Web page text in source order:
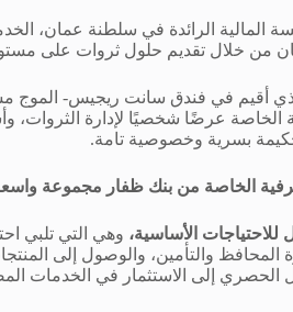
المالية الرائدة في سلطنة عمان،
من خلال تقديم حلول ثروات على
أقيم في فندق سانت ريجيس- الموج
عرضًا شخصيًا لإدارة الثروات،
بسرية وخصوصية تامة.
الخاصة من بنك ظفار مجموعة
الأساسية، وهي التي تلبي
والتأمين، والوصول إلى
الحصري إلى الاستثمار في الخدمات